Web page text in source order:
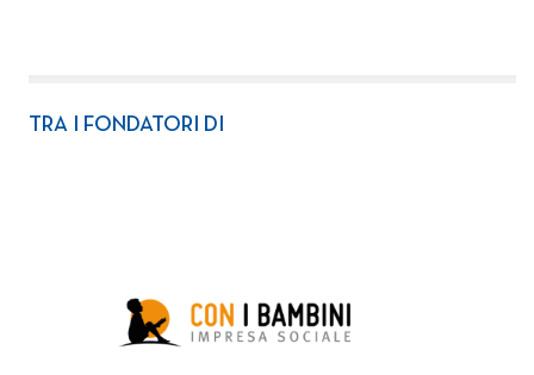
TRA I FONDATORI DI